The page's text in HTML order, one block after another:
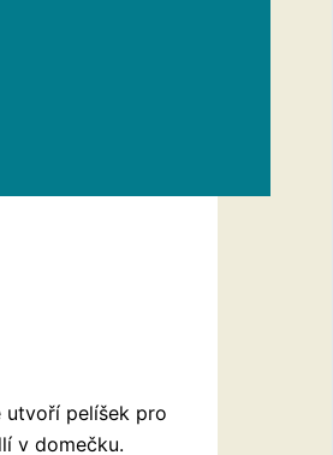
pelíšek pro
v domečku.